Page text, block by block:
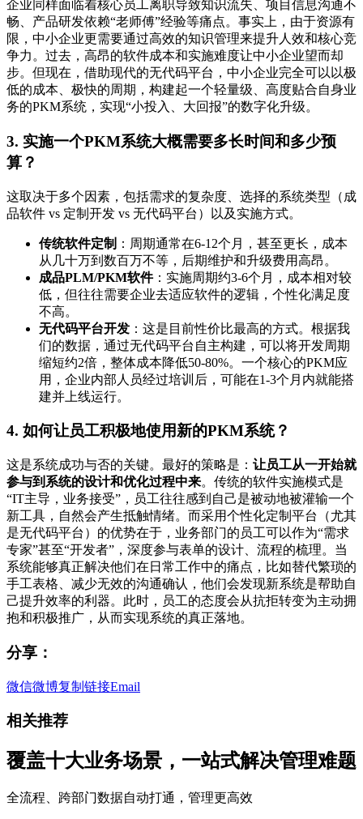
企业同样面临着核心员工离职导致知识流失、项目信息沟通不
畅、产品研发依赖“老师傅”经验等痛点。事实上，由于资源有
限，中小企业更需要通过高效的知识管理来提升人效和核心竞
争力。过去，高昂的软件成本和实施难度让中小企业望而却
步。但现在，借助现代的无代码平台，中小企业完全可以以极
低的成本、极快的周期，构建起一个轻量级、高度贴合自身业
务的PKM系统，实现“小投入、大回报”的数字化升级。
3. 实施一个PKM系统大概需要多长时间和多少预
算？
这取决于多个因素，包括需求的复杂度、选择的系统类型（成
品软件 vs 定制开发 vs 无代码平台）以及实施方式。
传统软件定制 ：周期通常在6-12个月，甚至更长，成本
从几十万到数百万不等，后期维护和升级费用高昂。
成品PLM/PKM软件：实施周期约3-6个月，成本相对较
低，但往往需要企业去适应软件的逻辑，个性化满足度
不高。
无代码平台开发 ：这是目前性价比最高的方式。根据我
们的数据，通过无代码平台自主构建，可以将开发周期
缩短约2倍，整体成本降低50-80%。一个核心的PKM应
用，企业内部人员经过培训后，可能在1-3个月内就能搭
建并上线运行。
4. 如何让员工积极地使用新的PKM系统？
这是系统成功与否的关键。最好的策略是： 让员工从一开始就
参与到系统的设计和优化过程中来。传统的软件实施模式是
“IT主导，业务接受”，员工往往感到自己是被动地被灌输一个
新工具，自然会产生抵触情绪。而采用个性化定制平台（尤其
是无代码平台）的优势在于，业务部门的员工可以作为“需求
专家”甚至“开发者”，深度参与表单的设计、流程的梳理。当
系统能够真正解决他们在日常工作中的痛点，比如替代繁琐的
手工表格、减少无效的沟通确认，他们会发现新系统是帮助自
己提升效率的利器。此时，员工的态度会从抗拒转变为主动拥
抱和积极推广，从而实现系统的真正落地。
分享：
微信微博复制链接Email
相关推荐
覆盖十大业务场景，一站式解决管理难题
全流程、跨部门数据自动打通，管理更高效